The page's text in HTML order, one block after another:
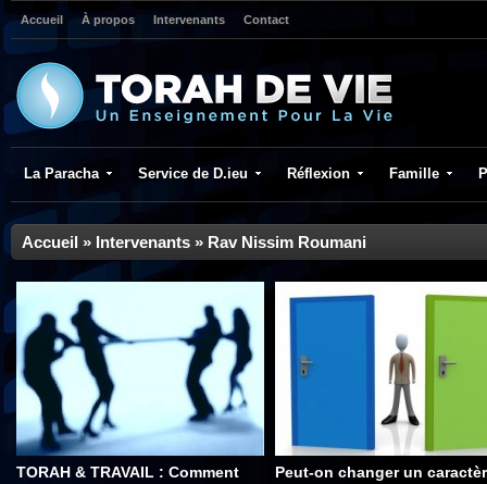
Accueil À propos Intervenants Contact
La Paracha Service de D.ieu Réflexion Famille
Accueil » Intervenants » Rav Nissim Roumani
TORAH & TRAVAIL : Comment
Peut-on changer un